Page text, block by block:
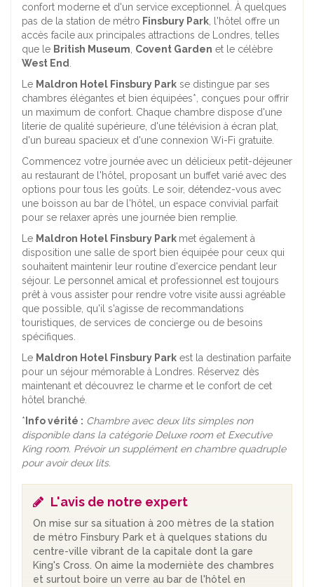
confort moderne et d'un service exceptionnel. À quelques
pas de la station de métro Finsbury Park, l'hôtel offre un
accès facile aux principales attractions de Londres, telles
que le British Museum, Covent Garden et le célèbre
West End.
Le Maldron Hotel Finsbury Park se distingue par ses
chambres élégantes et bien équipées*, conçues pour offrir
un maximum de confort. Chaque chambre dispose d'une
literie de qualité supérieure, d'une télévision à écran plat,
d'un bureau spacieux et d'une connexion Wi-Fi gratuite.
Commencez votre journée avec un délicieux petit-déjeuner
au restaurant de l'hôtel, proposant un buffet varié avec des
options pour tous les goûts. Le soir, détendez-vous avec
une boisson au bar de l'hôtel, un espace convivial parfait
pour se relaxer après une journée bien remplie.
Le Maldron Hotel Finsbury Park met également à
disposition une salle de sport bien équipée pour ceux qui
souhaitent maintenir leur routine d'exercice pendant leur
séjour. Le personnel amical et professionnel est toujours
prêt à vous assister pour rendre votre visite aussi agréable
que possible, qu'il s'agisse de recommandations
touristiques, de services de concierge ou de besoins
spécifiques.
Le Maldron Hotel Finsbury Park est la destination parfaite
pour un séjour mémorable à Londres. Réservez dès
maintenant et découvrez le charme et le confort de cet
hôtel branché.
* Info vérité : Chambre avec deux lits simples non
disponible dans la catégorie Deluxe room et Executive
King room. Prévoir un supplément en chambre quadruple
pour avoir deux lits.
L'avis de notre expert
On mise sur sa situation à 200 mètres de la station
de métro Finsbury Park et à quelques stations du
centre-ville vibrant de la capitale dont la gare
King's Cross. On aime la moderniète des chambres
et surtout boire un verre au bar de l'hôtel en